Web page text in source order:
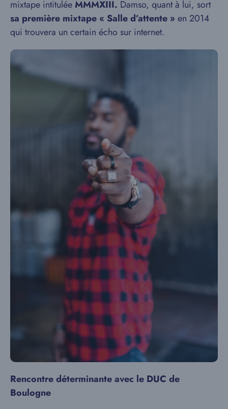
mixtape intituléeMMMXIII. Damso, quant à lui, sort
sa première mixtape « Salle d’attente » en 2014
qui trouvera un certain écho sur internet.
Rencontre déterminante avec le DUC de
Boulogne